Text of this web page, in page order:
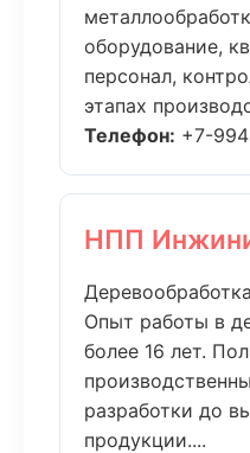
оборудование,
персонал,
этапах
Телефон: +7-
НПП
Опыт работы в
более 16 лет.
разработки до
продукции....